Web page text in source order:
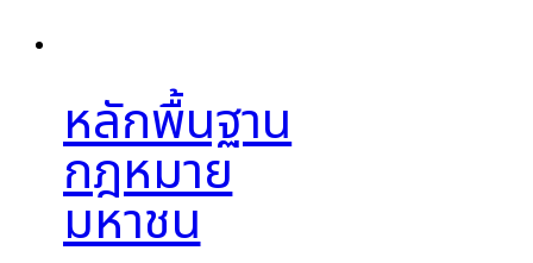
หลักพื้นฐาน
กฎหมาย
มหาชน